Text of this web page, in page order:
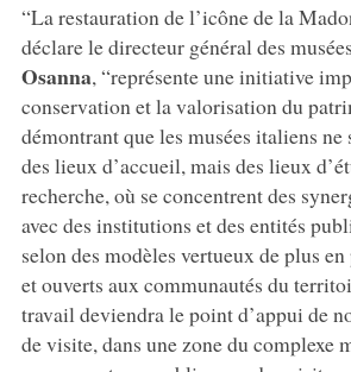
“La restauration de l’icône de la
déclare le directeur général des
Osanna, “représente une initiative
conservation et la valorisation du
démontrant que les musées italiens ne
des lieux d’accueil, mais des lieux
recherche, où se concentrent des
avec des institutions et des entités
selon des modèles vertueux de plus
et ouverts aux communautés du
travail deviendra le point d’appui de
de visite, dans une zone du complexe